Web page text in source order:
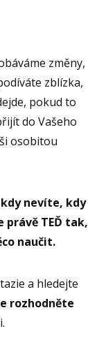
změny,
zblízka,
pokud to
do Vašeho
osobitou
nevíte, kdy
TEĎ tak,
naučit.
a hledejte
rozhodněte